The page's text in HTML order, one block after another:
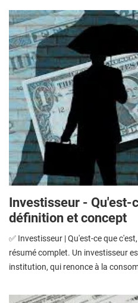
Investisseur - Qu'est-
définition et concept
✅ Investisseur | Qu'est-ce que
résumé complet. Un investisseur
institution, qui renonce à la